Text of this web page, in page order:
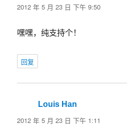
道：
2012 年 5 月 23 日 下午 9:50
嘿嘿，纯支持个！
回复
Louis Han
道：
2012 年 5 月 23 日 下午 1:11